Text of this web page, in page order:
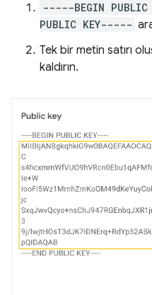
-----BEGIN
PUBLIC KEY-----
Tek bir metin satırı
kaldırın.